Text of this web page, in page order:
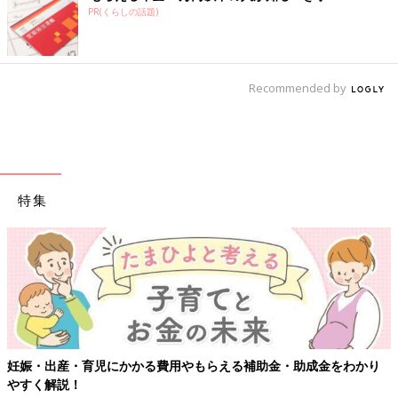
PR(くらしの話題)
Recommended by
特集
妊娠・出産・育児にかかる費用やもらえる補助金・助成金をわかり
やすく解説！